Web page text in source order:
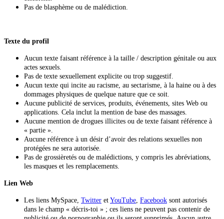
Pas de blasphème ou de malédiction.
Texte du profil
Aucun texte faisant référence à la taille / description génitale ou aux
actes sexuels.
Pas de texte sexuellement explicite ou trop suggestif.
Aucun texte qui incite au racisme, au sectarisme, à la haine ou à des
dommages physiques de quelque nature que ce soit.
Aucune publicité de services, produits, événements, sites Web ou
applications. Cela inclut la mention de base des massages.
Aucune mention de drogues illicites ou de texte faisant référence à
« partie ».
Aucune référence à un désir d’avoir des relations sexuelles non
protégées ne sera autorisée.
Pas de grossièretés ou de malédictions, y compris les abréviations,
les masques et les remplacements.
Lien Web
Les liens MySpace, Twitter et YouTube Facebook sont autorisés
dans le champ « décris-toi » ; ces liens ne peuvent pas contenir de